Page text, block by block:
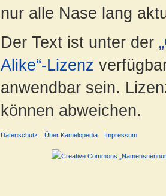
nur alle Nase lang
Der Text ist unter der
Alike“-Lizenz
anwendbar sein.
können abweichen.
Datenschutz Über Kamelopedia Impressum